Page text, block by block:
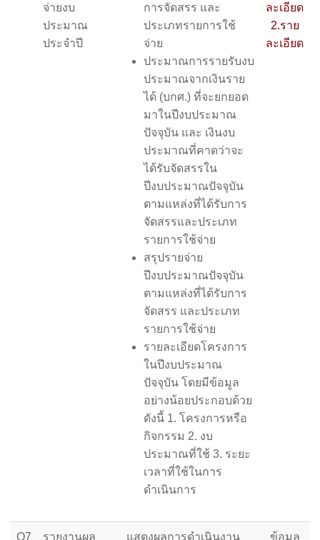
จ่ายงบ
ประมาณ
ประจำปี
การจัดสรร และ
ประเภทรายการใช้
จ่าย
ประมาณการรายรับงบ
ประมาณจากเงินราย
ได้ (บกศ.) ที่จะยกยอด
มาในปีงบประมาณ
ปัจจุบัน และ เงินงบ
ประมาณที่คาดว่าจะ
ได้รับจัดสรรใน
ปีงบประมาณปัจจุบัน
ตามแหล่งที่ได้รับการ
จัดสรรและประเภท
รายการใช้จ่าย
สรุปรายจ่าย
ปีงบประมาณปัจจุบัน
ตามแหล่งที่ได้รับการ
จัดสรร และประเภท
รายการใช้จ่าย
รายละเอียดโครงการ
ในปีงบประมาณ
ปัจจุบัน โดยมีข้อมูล
อย่างน้อยประกอบด้วย
ดังนี้ 1. โครงการหรือ
กิจกรรม 2. งบ
ประมาณที่ใช้ 3. ระยะ
เวลาที่ใช้ในการ
ดำเนินการ
ละเอียด
2.ราย
ละเอียด
O7 รายงานผล แสดงผลการดำเนินงาน ข้อมูล